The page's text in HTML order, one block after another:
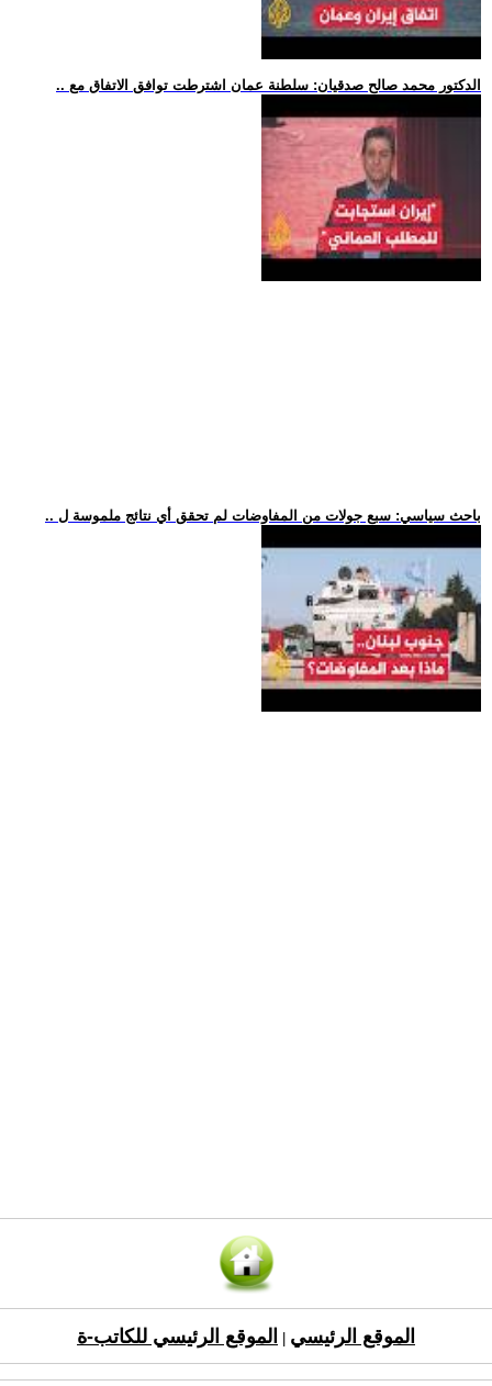
.. الدكتور محمد صالح صدقيان: سلطنة عمان اشترطت توافق الاتفاق مع
.. باحث سياسي: سبع جولات من المفاوضات لم تحقق أي نتائج ملموسة ل
الموقع الرئيسي الموقع الرئيسي للكاتب-ة